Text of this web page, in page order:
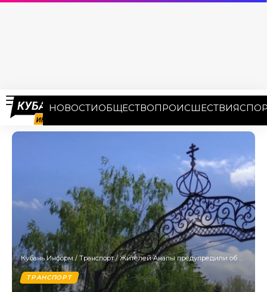
НОВОСТИОБЩЕСТВОПРОИСШЕСТВИЯ
Кубань Информ /Транспорт/Жителей Анапы предупредили об изменении схемы движения транспорта на Радоницу
ТРАНСПОРТ